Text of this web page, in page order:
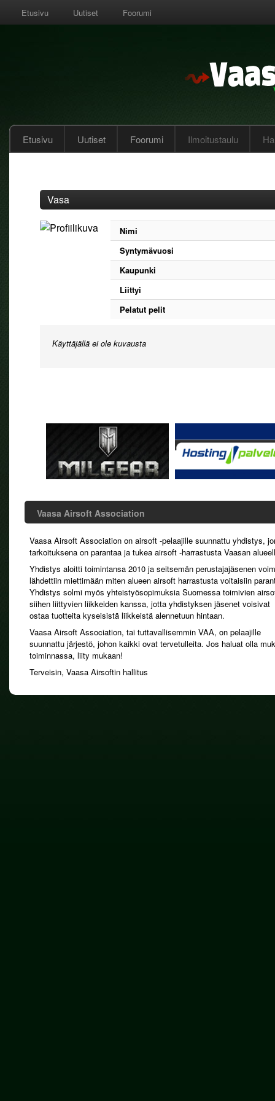
Etusivu Uutiset Foorumi
Etusivu Uutiset Foorumi Ilmoitustaulu
Vasa
Nimi
Syntymävuosi
Kaupunki
Liittyi
Pelatut pelit
Käyttäjällä ei ole kuvausta
Vaasa Airsoft Association
Vaasa Airsoft Association on airsoft -pelaajille suunnattu yhdistys,
tarkoituksena on parantaa ja tukea airsoft -harrastusta Vaasan
Yhdistys aloitti toimintansa 2010 ja seitsemän perustajajäsenen
lähdettiin miettimään miten alueen airsoft harrastusta voitaisiin
Yhdistys solmi myös yhteistyösopimuksia Suomessa toimivien
siihen liittyvien liikkeiden kanssa, jotta yhdistyksen jäsenet voisivat
ostaa tuotteita kyseisistä liikkeistä alennetuun hintaan.
Vaasa Airsoft Association, tai tuttavallisemmin VAA, on pelaajille
suunnattu järjestö, johon kaikki ovat tervetulleita. Jos haluat olla
toiminnassa, liity mukaan!
Terveisin, Vaasa Airsoftin hallitus